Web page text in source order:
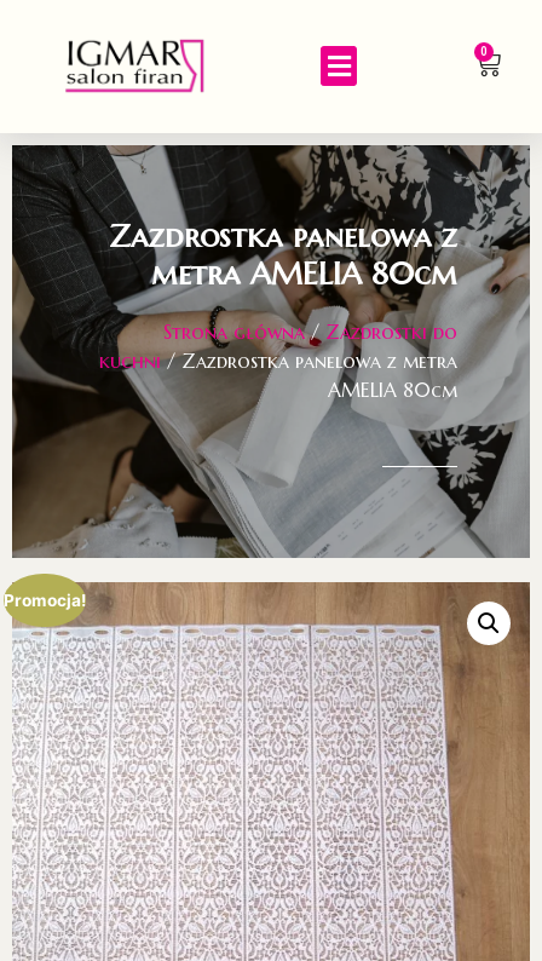
0
Zazdrostka panelowa z
metra AMELIA 80cm
Strona główna/ Zazdrostki do
kuchni/ Zazdrostka panelowa z metra
AMELIA 80cm
Promocja!